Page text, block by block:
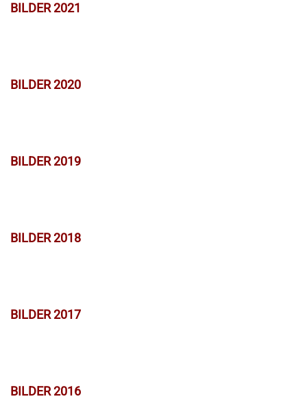
BILDER 2021
BILDER 2020
BILDER 2019
BILDER 2018
BILDER 2017
BILDER 2016